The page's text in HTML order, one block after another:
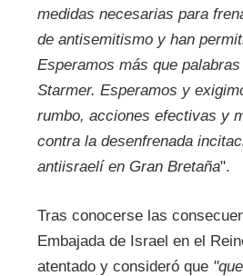
medidas necesarias para
de antisemitismo y han
Esperamos más que
Starmer. Esperamos y
rumbo, acciones efectivas y
contra la desenfrenada
antiisraelí en Gran Bretaña".
Tras conocerse las
Embajada de Israel en el
atentado y consideró que